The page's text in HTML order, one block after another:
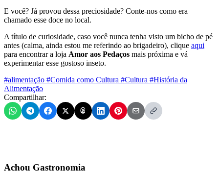
E você? Já provou dessa preciosidade? Conte-nos como era
chamado esse doce no local.
A título de curiosidade, caso você nunca tenha visto um bicho de pé
antes (calma, ainda estou me referindo ao brigadeiro), clique aqui
para encontrar a loja Amor aos Pedaços mais próxima e vá
experimentar esse gostoso inseto.
#alimentação #Comida como Cultura #Cultura #História da
Alimentação
Compartilhar:
Achou Gastronomia